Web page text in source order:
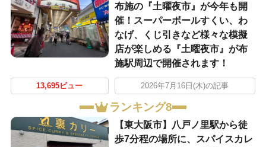
布施の『土曜夜市』が今年も開
催！スーパーボールすくい、わ
なげ、くじ引きなど様々な模擬
店が楽しめる『土曜夜市』が布
施駅周辺で開催されます！
13,695ビュー 2026年7月16日(木)の記事
ランキング8
【東大阪市】八戸ノ里駅から徒
歩7分程の場所に、スパイスカレ